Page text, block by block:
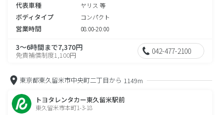
代表車種 ヤリス 等
ボディタイプ コンパクト
営業時間 08:00-20:00
3～6時間まで7,370円
免責補償制度1,100円 042-477-2100
東京都東久留米市中央町二丁目から 1149m
トヨタレンタカー東久留米駅前
東久留米市本町1-3-18